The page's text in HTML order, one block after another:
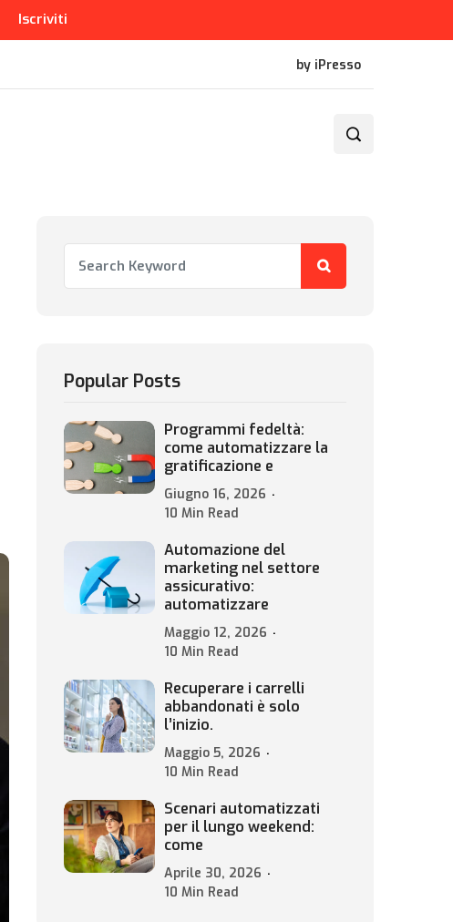
Iscriviti
by iPresso
Popular Posts
Programmi fedeltà:
come automatizzare la
gratificazione e
Giugno 16, 2026
10 Min Read
Automazione del
marketing nel settore
assicurativo:
automatizzare
Maggio 12, 2026
10 Min Read
Recuperare i carrelli
abbandonati è solo
l’inizio.
Maggio 5, 2026
10 Min Read
Scenari automatizzati
per il lungo weekend:
come
Aprile 30, 2026
10 Min Read